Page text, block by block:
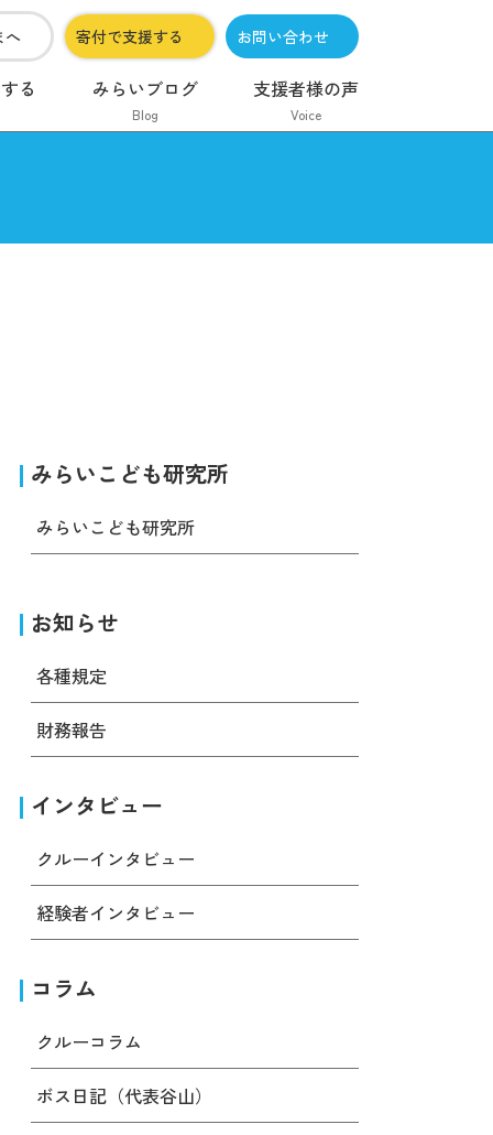
へ 寄付で支援する お問い合わせ
る みらいブログ
Blog
支援者様の声
Voice
みらいこども研究所
みらいこども研究所
お知らせ
各種規定
財務報告
インタビュー
クルーインタビュー
経験者インタビュー
コラム
クルーコラム
ボス日記（代表谷山）